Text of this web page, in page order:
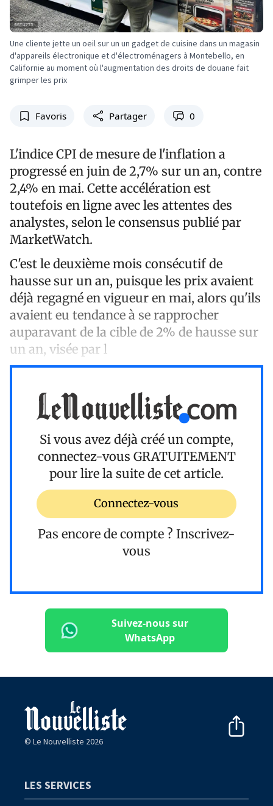
Une cliente jette un oeil sur un un gadget de cuisine dans un magasin
d'appareils électronique et d'électroménagers à Montebello, en
Californie au moment où l'augmentation des droits de douane fait
grimper les prix
Favoris Partager 0
L'indice CPI de mesure de l'inflation a
progressé en juin de 2,7% sur un an, contre
2,4% en mai. Cette accélération est
toutefois en ligne avec les attentes des
analystes, selon le consensus publié par
MarketWatch.
C'est le deuxième mois consécutif de
hausse sur un an, puisque les prix avaient
déjà regagné en vigueur en mai, alors qu'ils
avaient eu tendance à se rapprocher
auparavant de la cible de 2% de hausse sur
un an, visée par l
Si vous avez déjà créé un compte,
connectez-vous GRATUITEMENT
pour lire la suite de cet article.
Connectez-vous
Pas encore de compte ? Inscrivez-
vous
Suivez-nous sur
WhatsApp
© Le Nouvelliste 2026
LES SERVICES